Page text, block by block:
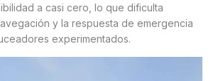
a casi cero, lo que dificulta
y la respuesta de emergencia
experimentados.